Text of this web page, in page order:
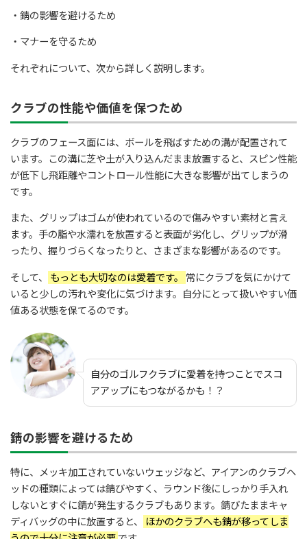
・錆の影響を避けるため
・マナーを守るため
それぞれについて、次から詳しく説明します。
クラブの性能や価値を保つため
クラブのフェース面には、ボールを飛ばすための溝が配置されて
います。この溝に芝や土が入り込んだまま放置すると、スピン性能
が低下し飛距離やコントロール性能に大きな影響が出てしまうの
です。
また、グリップはゴムが使われているので傷みやすい素材と言え
ます。手の脂や水濡れを放置すると表面が劣化し、グリップが滑
ったり、握りづらくなったりと、さまざまな影響があるのです。
そして、 もっとも大切なのは愛着です。 常にクラブを気にかけて
いると少しの汚れや変化に気づけます。自分にとって扱いやすい価
値ある状態を保てるのです。
自分のゴルフクラブに愛着を持つことでスコ
アアップにもつながるかも！？
錆の影響を避けるため
特に、メッキ加工されていないウェッジなど、アイアンのクラブヘ
ッドの種類によっては錆びやすく、ラウンド後にしっかり手入れ
しないとすぐに錆が発生するクラブもあります。錆びたままキャ
ディバッグの中に放置すると、
ほかのクラブへも錆が移ってしま